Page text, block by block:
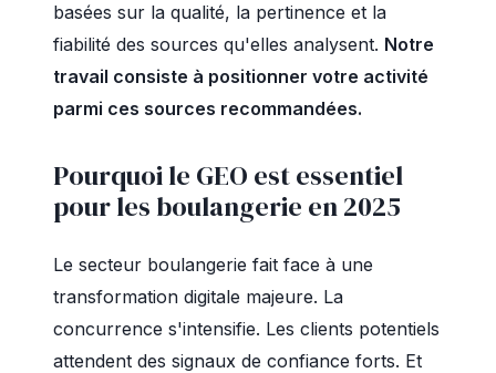
basées sur la qualité, la pertinence et la
fiabilité des sources qu'elles analysent. Notre
travail consiste à positionner votre activité
parmi ces sources recommandées.
Pourquoi le GEO est essentiel
pour les boulangerie en 2025
Le secteur boulangerie fait face à une
transformation digitale majeure. La
concurrence s'intensifie. Les clients potentiels
attendent des signaux de confiance forts. Et